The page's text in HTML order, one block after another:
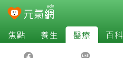
焦點 養生 醫療 百科